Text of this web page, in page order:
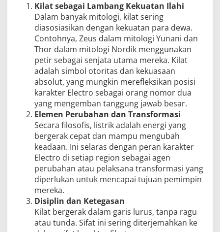
Kilat sebagai Lambang Kekuatan Ilahi
Dalam banyak mitologi, kilat sering
diasosiasikan dengan kekuatan para dewa.
Contohnya, Zeus dalam mitologi Yunani dan
Thor dalam mitologi Nordik menggunakan
petir sebagai senjata utama mereka. Kilat
adalah simbol otoritas dan kekuasaan
absolut, yang mungkin merefleksikan posisi
karakter Electro sebagai orang nomor dua
yang mengemban tanggung jawab besar.
Elemen Perubahan dan Transformasi
Secara filosofis, listrik adalah energi yang
bergerak cepat dan mampu mengubah
keadaan. Ini selaras dengan peran karakter
Electro di setiap region sebagai agen
perubahan atau pelaksana transformasi yang
diperlukan untuk mencapai tujuan pemimpin
mereka.
Disiplin dan Ketegasan
Kilat bergerak dalam garis lurus, tanpa ragu
atau tunda. Sifat ini sering diterjemahkan ke